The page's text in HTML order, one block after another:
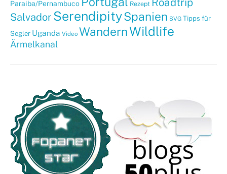
Paraiba/Pernambuco Rezept Roadtrip
Salvador SerendipitySpanien SVG Tipps für
Segler Uganda Video WandernWildlife
Ärmelkanal